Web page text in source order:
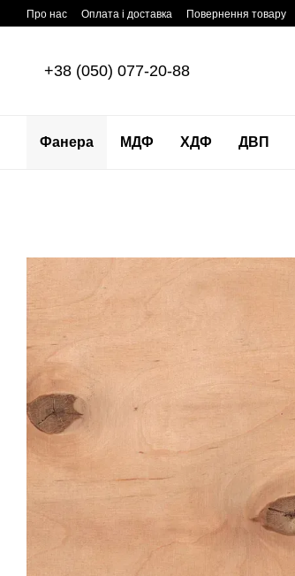
Перейти до основного контенту
Про нас Оплата і доставка Повернення товару
+38 (050) 077-20-88
Фанера МДФ ХДФ ДВП